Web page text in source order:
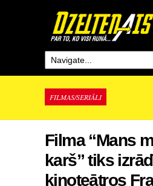
FILMAS/SERIĀLI
Filma “Mans
karš” tiks
kinoteātros